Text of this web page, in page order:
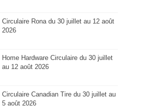
Circulaire Rona du 30 juillet au 12 août
2026
Home Hardware Circulaire du 30 juillet
au 12 août 2026
Circulaire Canadian Tire du 30 juillet au
5 août 2026